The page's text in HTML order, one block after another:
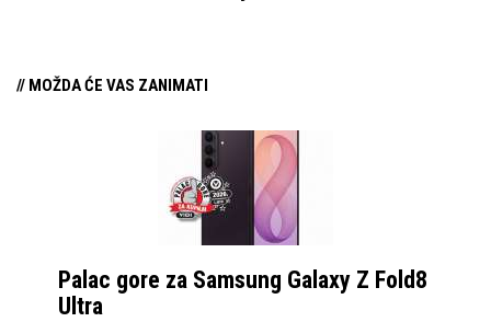
promjene koje bi
mogle zainteresirati
potencijalne kupce
preklopnog mobitela
koji se možda nisu
// MOŽDA ĆE VAS ZANIMATI
Palac gore za Samsung Galaxy Z Fold8
Ultra